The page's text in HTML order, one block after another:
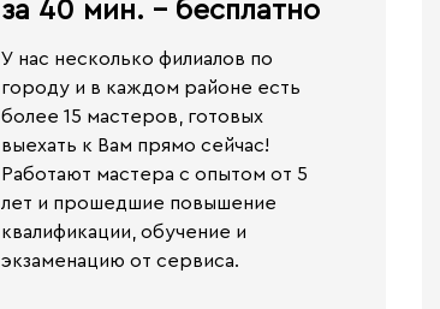
за 40 мин. - бесплатно​
У нас несколько филиалов по
городу и в каждом районе есть
более 15 мастеров, готовых
выехать к Вам прямо сейчас!
Работают мастера с опытом от 5
лет и прошедшие повышение
квалификации, обучение и
экзаменацию от сервиса.